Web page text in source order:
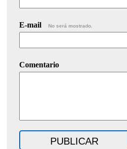
E-mail No será mostrado.
Comentario